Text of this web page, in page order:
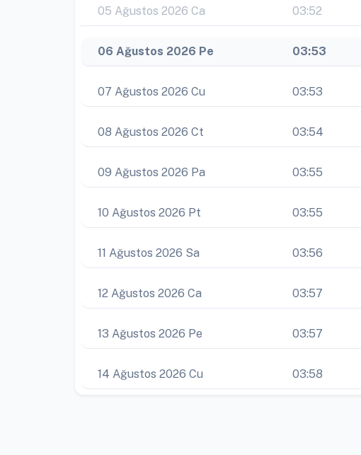
05 Ağustos 2026 Ca 03:52
06 Ağustos 2026 Pe 03:53
07 Ağustos 2026 Cu 03:53
08 Ağustos 2026 Ct 03:54
09 Ağustos 2026 Pa 03:55
10 Ağustos 2026 Pt 03:55
11 Ağustos 2026 Sa 03:56
12 Ağustos 2026 Ca 03:57
13 Ağustos 2026 Pe 03:57
14 Ağustos 2026 Cu 03:58